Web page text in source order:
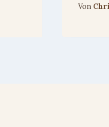
Von